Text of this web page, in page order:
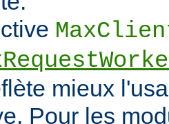
mieux
Pour les